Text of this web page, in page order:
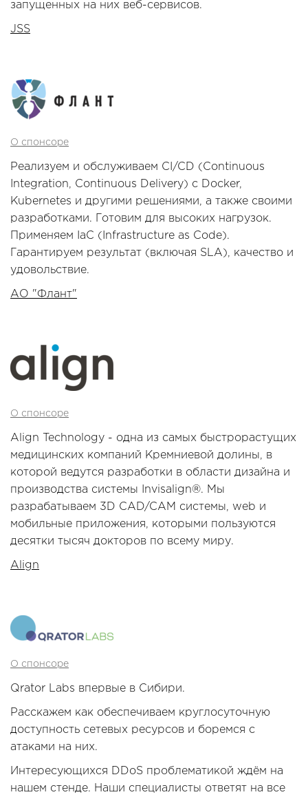
запущенных на них веб-сервисов.
JSS
О спонсоре
Реализуем и обслуживаем CI/CD (Continuous
Integration, Continuous Delivery) с Docker,
Kubernetes и другими решениями, а также своими
разработками. Готовим для высоких нагрузок.
Применяем IaC (Infrastructure as Code).
Гарантируем результат (включая SLA), качество и
удовольствие.
АО "Флант"
О спонсоре
Align Technology - одна из самых быстрорастущих
медицинских компаний Кремниевой долины, в
которой ведутся разработки в области дизайна и
производства системы Invisalign®. Мы
разрабатываем 3D CAD/CAM системы, web и
мобильные приложения, которыми пользуются
десятки тысяч докторов по всему миру.
Align
О спонсоре
Qrator Labs впервые в Сибири.
Расскажем как обеспечиваем круглосуточную
доступность сетевых ресурсов и боремся с
атаками на них.
Интересующихся DDoS проблематикой ждём на
нашем стенде. Наши специалисты ответят на все